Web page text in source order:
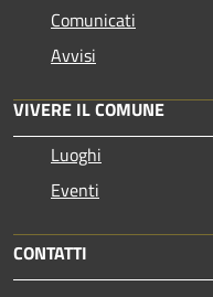
Comunicati
Avvisi
VIVERE IL COMUNE
Luoghi
Eventi
CONTATTI